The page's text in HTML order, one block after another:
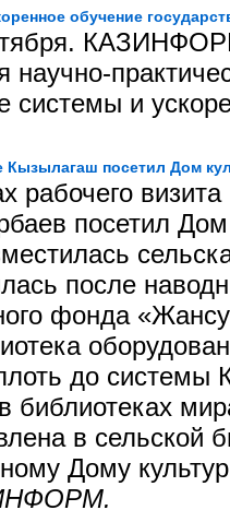
обучение
научно-
и
Кызылагаш посетил Дом
рабочего
посетил
после
фонда
до
библиотеках
в сельской
Дому